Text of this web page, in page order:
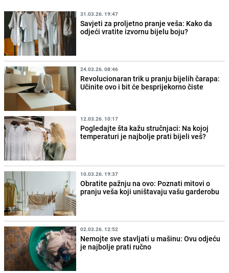
31.03.26. 19:47
Savjeti za proljetno pranje veša: Kako da
odjeći vratite izvornu bijelu boju?
24.03.26. 08:46
Revolucionaran trik u pranju bijelih čarapa:
Učinite ovo i bit će besprijekorno čiste
12.03.26. 10:17
Pogledajte šta kažu stručnjaci: Na kojoj
temperaturi je najbolje prati bijeli veš?
10.03.26. 19:37
Obratite pažnju na ovo: Poznati mitovi o
pranju veša koji uništavaju vašu garderobu
02.03.26. 12:52
Nemojte sve stavljati u mašinu: Ovu odjeću
je najbolje prati ručno